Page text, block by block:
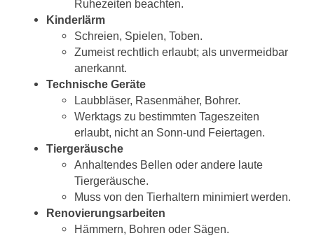
Ruhezeiten beachten.
Kinderlärm
Schreien, Spielen, Toben.
Zumeist rechtlich erlaubt; als unvermeidbar
anerkannt.
Technische Geräte
Laubbläser, Rasenmäher, Bohrer.
Werktags zu bestimmten Tageszeiten
erlaubt, nicht an Sonn-und Feiertagen.
Tiergeräusche
Anhaltendes Bellen oder andere laute
Tiergeräusche.
Muss von den Tierhaltern minimiert werden.
Renovierungsarbeiten
Hämmern, Bohren oder Sägen.